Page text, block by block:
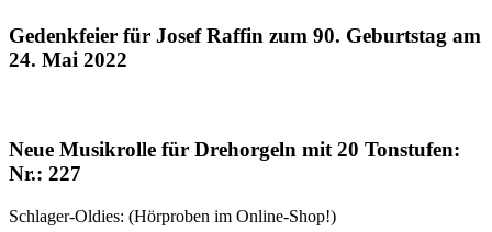
Gedenkfeier für Josef Raffin zum 90. Geburtstag am
24. Mai 2022
Neue Musikrolle für Drehorgeln mit 20 Tonstufen:
Nr.: 227
Schlager-Oldies: (Hörproben im Online-Shop!)